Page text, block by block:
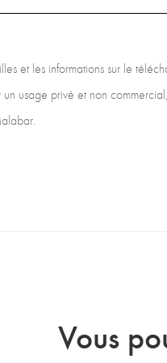
et les informations sur le
un usage privé et non
Vous